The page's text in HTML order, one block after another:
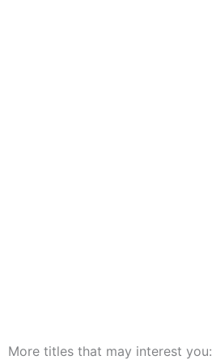
More titles that may interest you: